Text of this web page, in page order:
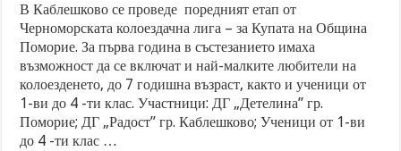
В Каблешково се проведе поредният етап от
Черноморската колоездачна лига – за Купата на Община
Поморие. За първа година в състезанието имаха
възможност да се включат и най-малките любители на
колоезденето, до 7 годишна възраст, както и ученици от
1-ви до 4 -ти клас. Участници: ДГ „Детелина” гр.
Поморие; ДГ „Радост” гр. Каблешково; Ученици от 1-ви
до 4 -ти клас …